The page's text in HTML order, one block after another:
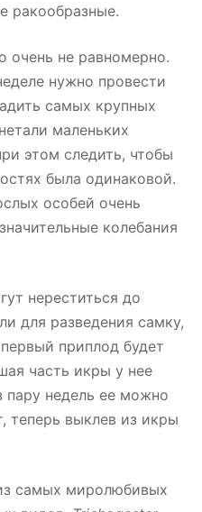
ракообразные.
очень не равномерно.
нужно провести
самых крупных
маленьких
этом следить, чтобы
была одинаковой.
особей очень
колебания
нереститься до
для разведения самку,
приплод будет
часть икры у нее
пару недель ее можно
теперь выклев из икры
самых миролюбивых